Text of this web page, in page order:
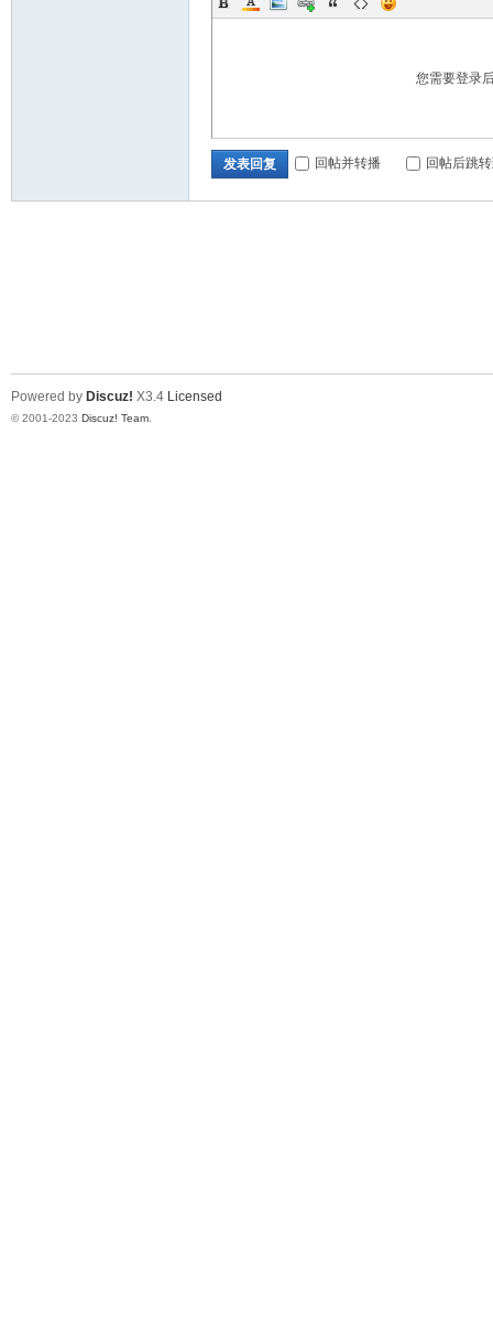
您需要登录
发表回复 回帖并转播 回帖后跳
Powered by Discuz! X3.4 Licensed
© 2001-2023 Discuz! Team